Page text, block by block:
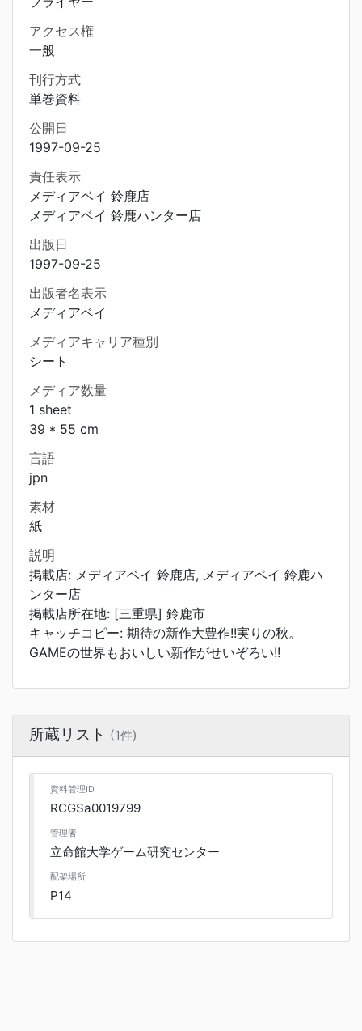
アクセス権
一般
刊行方式
単巻資料
公開日
1997-09-25
責任表示
メディアベイ 鈴鹿店
メディアベイ 鈴鹿ハンター店
出版日
1997-09-25
出版者名表示
メディアベイ
メディアキャリア種別
シート
メディア数量
1 sheet
39 * 55 cm
言語
jpn
素材
紙
説明
掲載店: メディアベイ 鈴鹿店, メディアベイ 鈴鹿ハ
ンター店
掲載店所在地: [三重県] 鈴鹿市
キャッチコピー: 期待の新作大豊作!!実りの秋。
GAMEの世界もおいしい新作がせいぞろい!!
所蔵リスト (1件)
資料管理ID
RCGSa0019799
管理者
立命館大学ゲーム研究センター
配架場所
P14